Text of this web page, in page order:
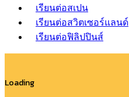
เรียนต่อสเปน
เรียนต่อสวิตเซอร์แลนด์
เรียนต่อฟิลิปปินส์
Loading